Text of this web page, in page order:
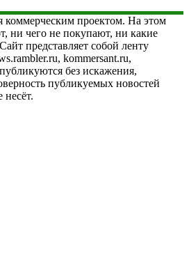
коммерческим проектом. На этом
ни чего не покупают, ни какие
представляет собой ленту
kommersant.ru,
без искажения,
публикуемых новостей